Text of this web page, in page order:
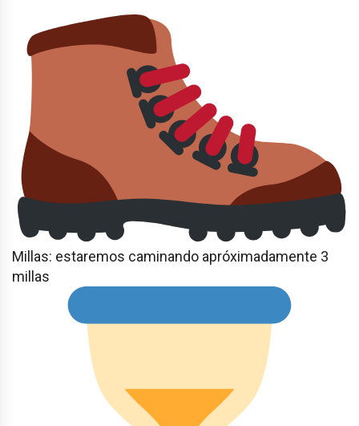
Millas: estaremos caminando apróximadamente 3
millas